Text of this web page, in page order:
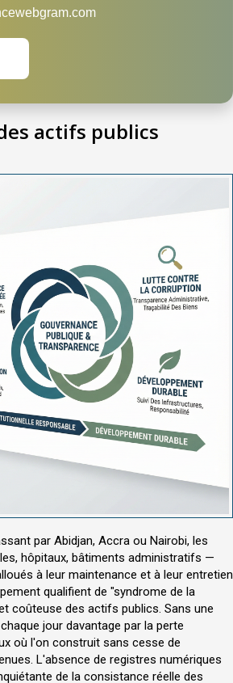
actifs publics
par Abidjan, Accra ou Nairobi, les
hôpitaux, bâtiments administratifs —
à leur maintenance et à leur entretien
qualifient de "syndrome de la
coûteuse des actifs publics. Sans une
jour davantage par la perte
où l'on construit sans cesse de
L'absence de registres numériques
de la consistance réelle des